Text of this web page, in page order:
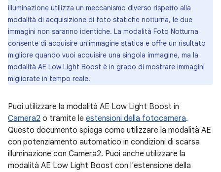
illuminazione utilizza un meccanismo diverso rispetto alla
modalità di acquisizione di foto statiche notturna, le due
immagini non saranno identiche. La modalità Foto Notturna
consente di acquisire un'immagine statica e offre un risultato
migliore quando vuoi acquisire una singola immagine, ma la
modalità AE Low Light Boost è in grado di mostrare immagini
migliorate in tempo reale.
Puoi utilizzare la modalità AE Low Light Boost in
Camera2 o tramite le estensioni della fotocamera.
Questo documento spiega come utilizzare la modalità AE
con potenziamento automatico in condizioni di scarsa
illuminazione con Camera2. Puoi anche utilizzare la
modalità AE Low Light Boost con l'estensione della